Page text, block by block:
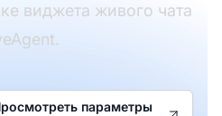
виджета живого чата
параметры